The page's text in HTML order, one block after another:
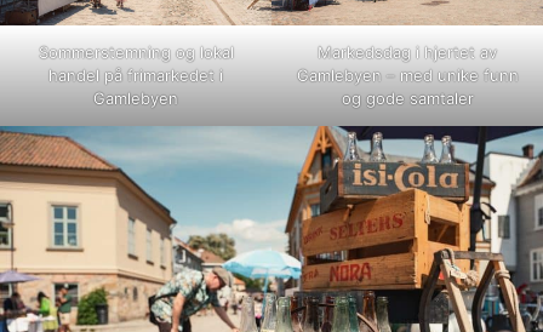
Sommerstemning og lokal
handel på frimarkedet i
Gamlebyen
Markedsdag i hjertet av
Gamlebyen – med unike funn
og gode samtaler